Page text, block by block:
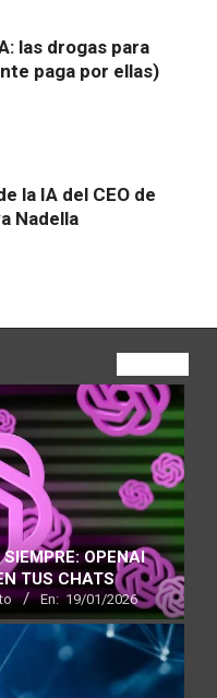
las drogas para
paga por ellas)
la IA del CEO de
Nadella
OPENAI
TUS CHATS
En: 19/01/2026